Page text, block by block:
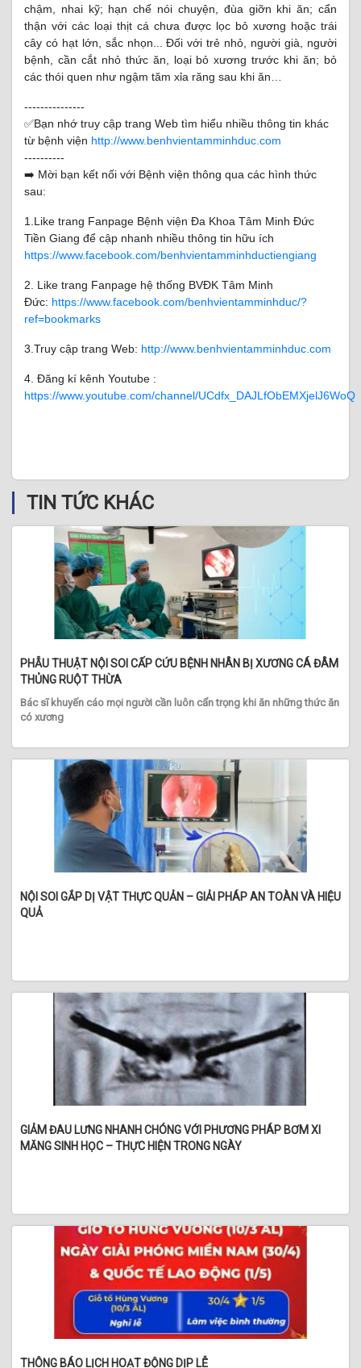
chậm, nhai kỹ; hạn chế nói chuyện, đùa giỡn khi ăn; cẩn
thận với các loại thịt cá chưa được lọc bỏ xương hoặc trái
cây có hạt lớn, sắc nhọn... Đối với trẻ nhỏ, người già, người
bệnh, cần cắt nhỏ thức ăn, loại bỏ xương trước khi ăn; bỏ
các thói quen như ngậm tăm xỉa răng sau khi ăn…
---------------
✅Bạn nhớ truy cập trang Web tìm hiểu nhiều thông tin khác
từ bệnh viện http://www.benhvientamminhduc.com
----------
➡️ Mời bạn kết nối với Bệnh viện thông qua các hình thức
sau:
1.Like trang Fanpage Bệnh viện Đa Khoa Tâm Minh Đức
Tiền Giang để cập nhanh nhiều thông tin hữu ích
https://www.facebook.com/benhvientamminhductiengiang
2. Like trang Fanpage hệ thống BVĐK Tâm Minh
Đức: https://www.facebook.com/benhvientamminhduc/?
ref=bookmarks
3.Truy cập trang Web: http://www.benhvientamminhduc.com
4. Đăng kí kênh Youtube :
https://www.youtube.com/channel/UCdfx_DAJLfObEMXjelJ6WoQ
TIN TỨC KHÁC
PHẪU THUẬT NỘI SOI CẤP CỨU BỆNH NHÂN BỊ XƯƠNG CÁ ĐÂM
THỦNG RUỘT THỪA
Bác sĩ khuyến cáo mọi người cần luôn cẩn trọng khi ăn những thức ăn
có xương
NỘI SOI GẮP DỊ VẬT THỰC QUẢN – GIẢI PHÁP AN TOÀN VÀ HIỆU
QUẢ
GIẢM ĐAU LƯNG NHANH CHÓNG VỚI PHƯƠNG PHÁP BƠM XI
MĂNG SINH HỌC – THỰC HIỆN TRONG NGÀY
THÔNG BÁO LỊCH HOẠT ĐỘNG DỊP LỄ